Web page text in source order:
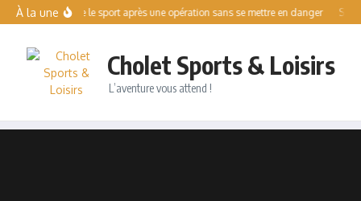
Aller au contenu
À la une
Reprendre le sport après une opération sans se mettre en danger Solo
Cholet Sports & Loisirs
L’aventure vous attend !